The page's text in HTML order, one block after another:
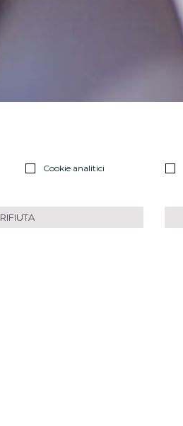
Cookie analitici
RIFIUTA